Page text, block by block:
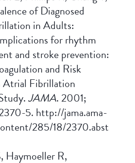
of Diagnosed
in Adults:
for rhythm
and stroke prevention:
and Risk
Atrial Fibrillation
JAMA. 2001;
5. http://jama.ama-
285/18/2370.abst
Haymoeller R,